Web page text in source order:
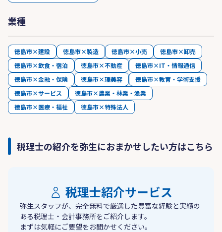
業種
徳島市×建設 徳島市×製造 徳島市×小売
徳島市×卸売
徳島市×飲食・宿泊
徳島市×不動産
徳島市×IT・情報通信
徳島市×金融・保険
徳島市×理美容
徳島市×教育・学術支援
徳島市×サービス
徳島市×農業・林業・漁業
徳島市×医療・福祉
徳島市×特殊法人
税理士の紹介を弥生におまかせしたい方はこちら
税理士紹介サービス
弥生スタッフが、完全無料で厳選した豊富な経験と実績の
ある税理士・会計事務所をご紹介します。
まずは気軽にご要望をお聞かせください。